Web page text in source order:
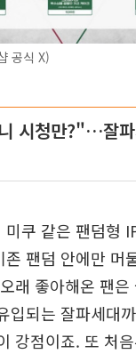
공식 X)
시청만?"…잘파
쿠 같은 팬덤형
팬덤 안에만 머
래 좋아해온 팬은
입되는 잘파세대
강점이죠. 또 처